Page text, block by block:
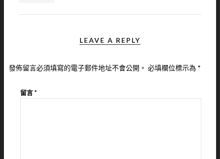
LEAVE A REPLY
發佈留言必須填寫的電子郵件地址不會公開。 必填欄位標示為 *
留言*